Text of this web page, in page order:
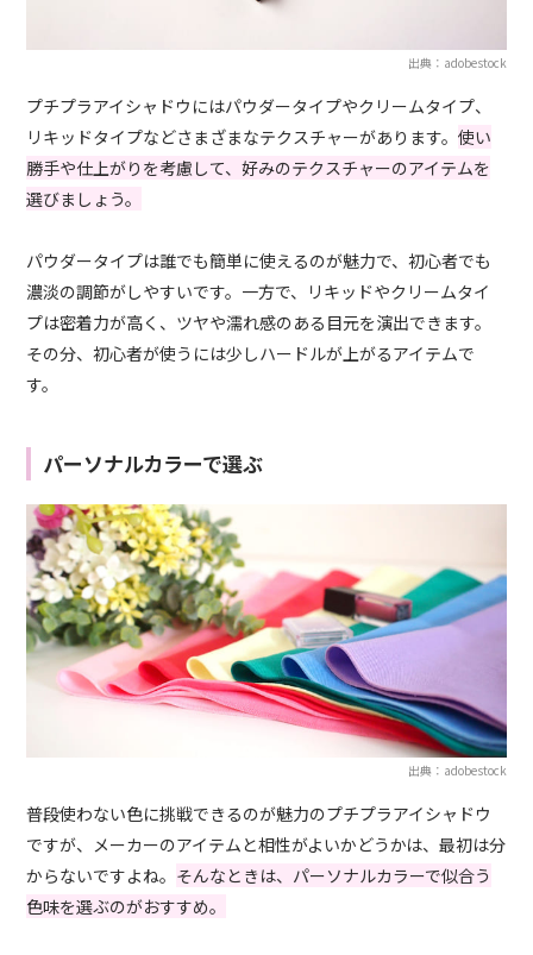
出典：adobestock
プチプラアイシャドウにはパウダータイプやクリームタイプ、
リキッドタイプなどさまざまなテクスチャーがあります。使い
勝手や仕上がりを考慮して、好みのテクスチャーのアイテムを
選びましょう。
パウダータイプは誰でも簡単に使えるのが魅力で、初心者でも
濃淡の調節がしやすいです。一方で、リキッドやクリームタイ
プは密着力が高く、ツヤや濡れ感のある目元を演出できます。
その分、初心者が使うには少しハードルが上がるアイテムで
す。
パーソナルカラーで選ぶ
出典：adobestock
普段使わない色に挑戦できるのが魅力のプチプラアイシャドウ
ですが、メーカーのアイテムと相性がよいかどうかは、最初は分
からないですよね。 そんなときは、パーソナルカラーで似合う
色味を選ぶのがおすすめ。